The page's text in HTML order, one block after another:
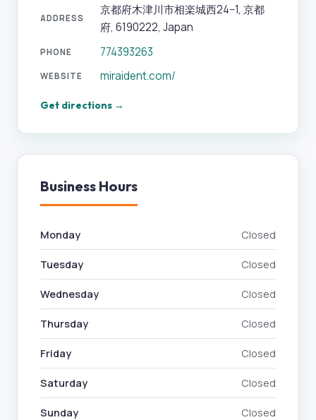
ADDRESS
京都府木津川市相楽城西24−1, 京都
府, 6190222, Japan
PHONE 774393263
WEBSITE miraident.com/
Get directions →
Business Hours
Monday Closed
Tuesday Closed
Wednesday Closed
Thursday Closed
Friday Closed
Saturday Closed
Sunday Closed